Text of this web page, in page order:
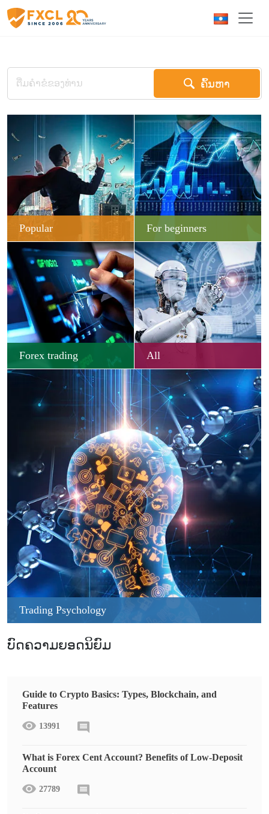
ຄົ້ນຫາ
Popular For beginners
Forex trading All
Trading Psychology
ບົດຄວາມຍອດນິຍົມ
Guide to Crypto Basics: Types, Blockchain, and
Features
13991
What is Forex Cent Account? Benefits of Low-Deposit
Account
27789